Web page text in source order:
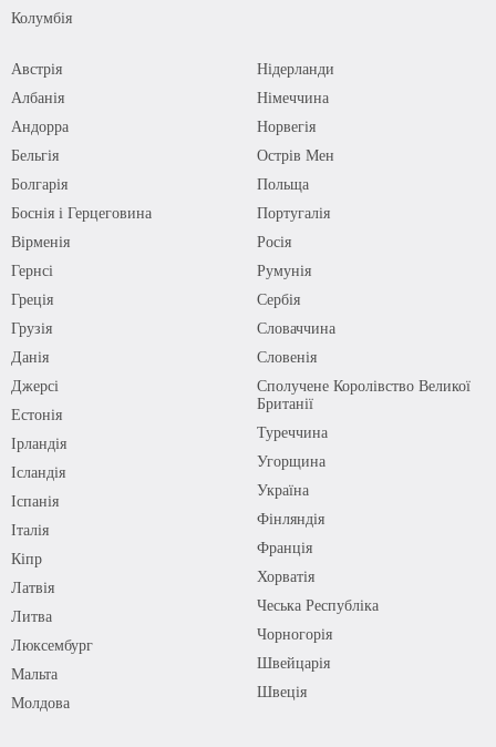
Колумбія
Австрія
Албанія
Андорра
Бельгія
Болгарія
Боснія і Герцеговина
Вірменія
Гернсі
Греція
Грузія
Данія
Джерсі
Естонія
Ірландія
Ісландія
Іспанія
Італія
Кіпр
Латвія
Литва
Люксембург
Мальта
Молдова
Нідерланди
Німеччина
Норвегія
Острів Мен
Польща
Португалія
Росія
Румунія
Сербія
Словаччина
Словенія
Сполучене Королівство Великої
Британії
Туреччина
Угорщина
Україна
Фінляндія
Франція
Хорватія
Чеська Республіка
Чорногорія
Швейцарія
Швеція